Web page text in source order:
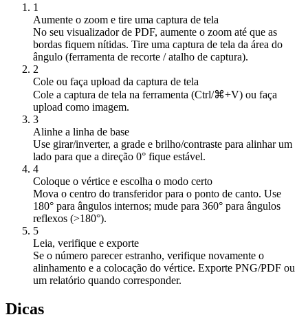
1
Aumente o zoom e tire uma captura de tela
No seu visualizador de PDF, aumente o zoom até que as
bordas fiquem nítidas. Tire uma captura de tela da área do
ângulo (ferramenta de recorte / atalho de captura).
2
Cole ou faça upload da captura de tela
Cole a captura de tela na ferramenta (Ctrl/⌘+V) ou faça
upload como imagem.
3
Alinhe a linha de base
Use girar/inverter, a grade e brilho/contraste para alinhar um
lado para que a direção 0° fique estável.
4
Coloque o vértice e escolha o modo certo
Mova o centro do transferidor para o ponto de canto. Use
180° para ângulos internos; mude para 360° para ângulos
reflexos (>180°).
5
Leia, verifique e exporte
Se o número parecer estranho, verifique novamente o
alinhamento e a colocação do vértice. Exporte PNG/PDF ou
um relatório quando corresponder.
Dicas